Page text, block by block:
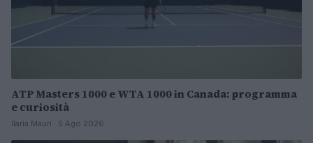
ATP Masters 1000 e WTA 1000 in Canada: programma
e curiosità
Ilaria Mauri · 5 Ago 2026